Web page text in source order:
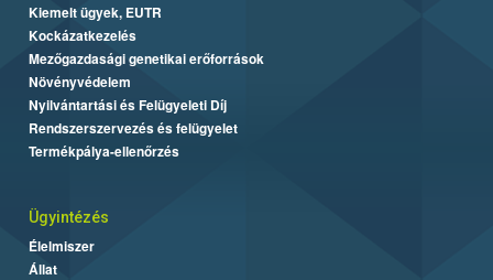
Kiemelt ügyek, EUTR
Kockázatkezelés
Mezőgazdasági genetikai erőforrások
Növényvédelem
Nyilvántartási és Felügyeleti Díj
Rendszerszervezés és felügyelet
Termékpálya-ellenőrzés
Ügyintézés
Élelmiszer
Állat